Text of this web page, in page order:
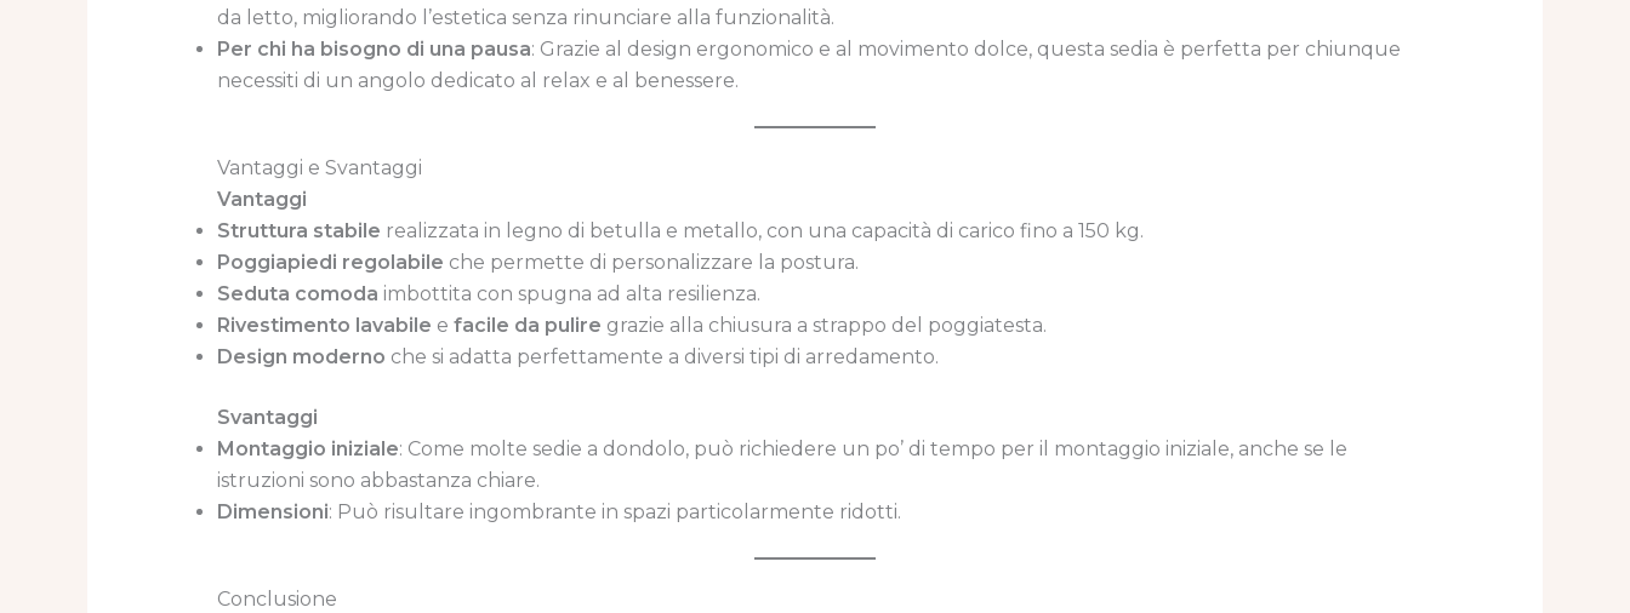
da letto, migliorando l’estetica senza rinunciare alla funzionalità.
Per chi ha bisogno di una pausa: Grazie al design ergonomico e al movimento dolce, questa sedia è perfetta per chiunque
necessiti di un angolo dedicato al relax e al benessere.
Vantaggi e Svantaggi
Vantaggi
Struttura stabile realizzata in legno di betulla e metallo, con una capacità di carico fino a 150 kg.
Poggiapiedi regolabile che permette di personalizzare la postura.
Seduta comoda imbottita con spugna ad alta resilienza.
Rivestimento lavabile e facile da pulire grazie alla chiusura a strappo del poggiatesta.
Design moderno che si adatta perfettamente a diversi tipi di arredamento.
Svantaggi
Montaggio iniziale: Come molte sedie a dondolo, può richiedere un po’ di tempo per il montaggio iniziale, anche se le
istruzioni sono abbastanza chiare.
Dimensioni: Può risultare ingombrante in spazi particolarmente ridotti.
Conclusione